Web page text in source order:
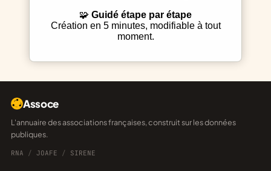
Guidé étape par étape
Création en 5 minutes, modifiable à tout
moment.
Assoce
L'annuaire des associations françaises, construit sur les données
publiques.
RNA / JOAFE / SIRENE